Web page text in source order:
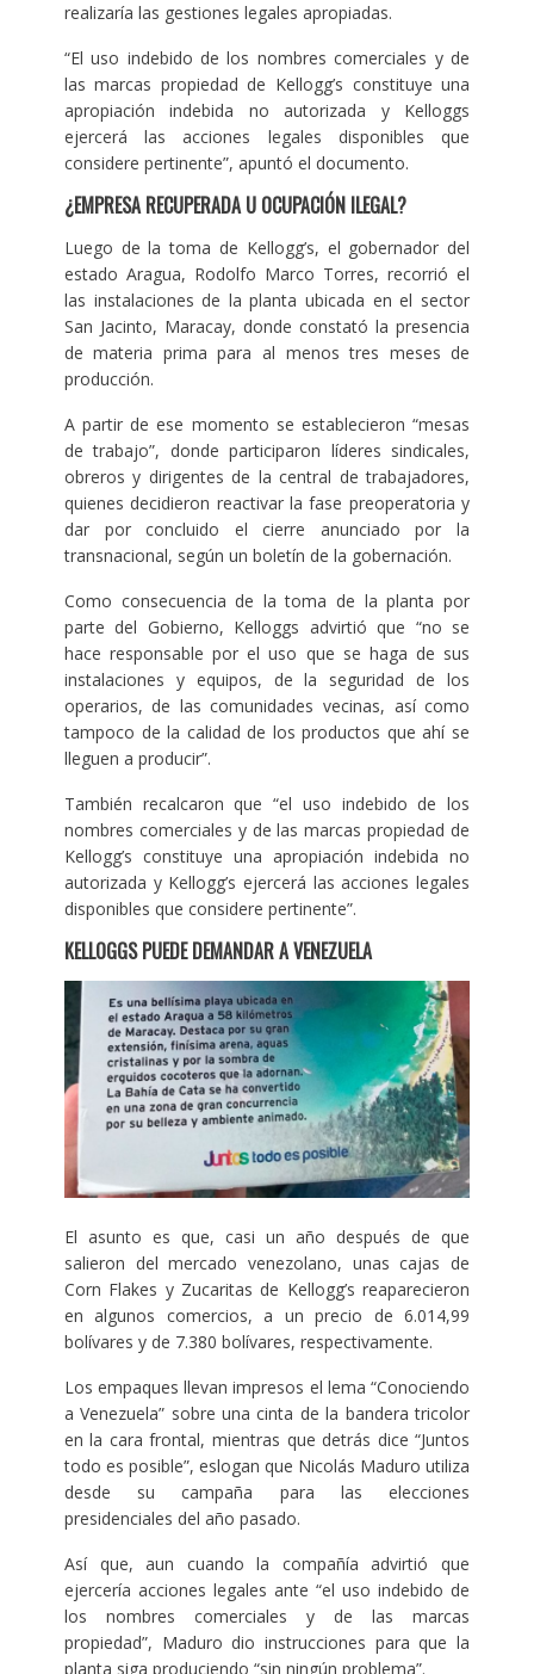
realizaría las gestiones legales apropiadas.
“El uso indebido de los nombres comerciales y de
las marcas propiedad de Kellogg’s constituye una
apropiación indebida no autorizada y Kelloggs
ejercerá las acciones legales disponibles que
considere pertinente”, apuntó el documento.
¿EMPRESA RECUPERADA U OCUPACIÓN ILEGAL?
Luego de la toma de Kellogg’s, el gobernador del
estado Aragua, Rodolfo Marco Torres, recorrió el
las instalaciones de la planta ubicada en el sector
San Jacinto, Maracay, donde constató la presencia
de materia prima para al menos tres meses de
producción.
A partir de ese momento se establecieron “mesas
de trabajo”, donde participaron líderes sindicales,
obreros y dirigentes de la central de trabajadores,
quienes decidieron reactivar la fase preoperatoria y
dar por concluido el cierre anunciado por la
transnacional, según un boletín de la gobernación.
Como consecuencia de la toma de la planta por
parte del Gobierno, Kelloggs advirtió que “no se
hace responsable por el uso que se haga de sus
instalaciones y equipos, de la seguridad de los
operarios, de las comunidades vecinas, así como
tampoco de la calidad de los productos que ahí se
lleguen a producir”.
También recalcaron que “el uso indebido de los
nombres comerciales y de las marcas propiedad de
Kellogg’s constituye una apropiación indebida no
autorizada y Kellogg’s ejercerá las acciones legales
disponibles que considere pertinente”.
KELLOGGS PUEDE DEMANDAR A VENEZUELA
El asunto es que, casi un año después de que
salieron del mercado venezolano, unas cajas de
Corn Flakes y Zucaritas de Kellogg’s reaparecieron
en algunos comercios, a un precio de 6.014,99
bolívares y de 7.380 bolívares, respectivamente.
Los empaques llevan impresos el lema “Conociendo
a Venezuela” sobre una cinta de la bandera tricolor
en la cara frontal, mientras que detrás dice “Juntos
todo es posible”, eslogan que Nicolás Maduro utiliza
desde su campaña para las elecciones
presidenciales del año pasado.
Así que, aun cuando la compañía advirtió que
ejercería acciones legales ante “el uso indebido de
los nombres comerciales y de las marcas
propiedad”, Maduro dio instrucciones para que la
planta siga produciendo “sin ningún problema”.